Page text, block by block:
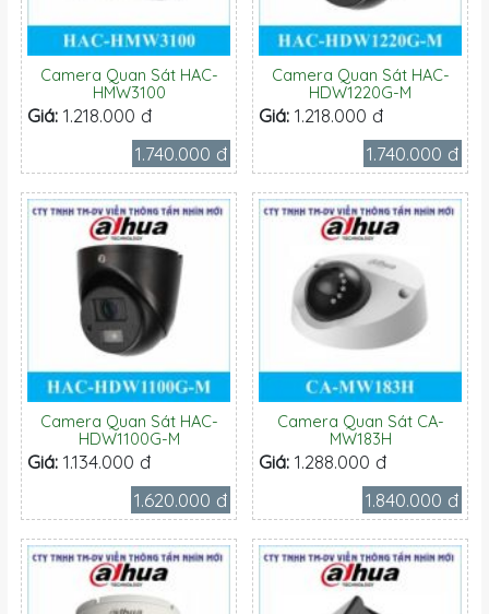
Camera Quan Sát HAC-
HMW3100
Giá: 1.218.000 đ
1.740.000 đ
Camera Quan Sát HAC-
HDW1220G-M
Giá: 1.218.000 đ
1.740.000 đ
Camera Quan Sát HAC-
HDW1100G-M
Giá: 1.134.000 đ
1.620.000 đ
Camera Quan Sát CA-
MW183H
Giá: 1.288.000 đ
1.840.000 đ